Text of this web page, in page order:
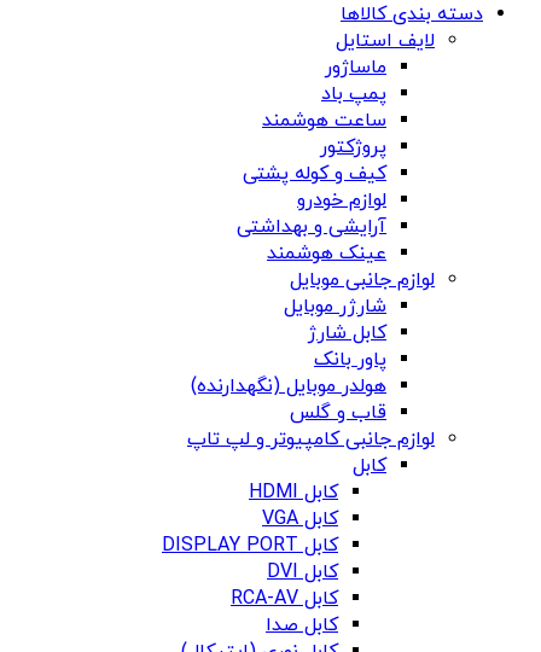
دسته بندی کالاها
لایف استایل
ماساژور
پمپ باد
ساعت هوشمند
پروژکتور
کیف و کوله پشتی
لوازم خودرو
آرایشی و بهداشتی
عینک هوشمند
لوازم جانبی موبایل
شارژر موبایل
کابل شارژ
پاور بانک
هولدر موبایل (نگهدارنده)
قاب و گلس
لوازم جانبی کامپیوتر و لپ تاپ
کابل
کابل HDMI
کابل VGA
کابل DISPLAY PORT
کابل DVI
کابل RCA-AV
کابل صدا